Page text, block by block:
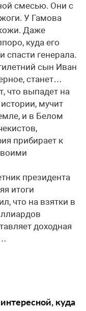
смесью. Они с
У Гамова
Даже
куда его
спасти генерала.
сын Иван
станет…
что выпадет на
мучит
и в Белом
прибирает к
президента
итоги
что на взятки в
доходная
куда